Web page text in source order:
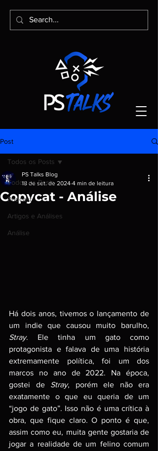
Post
Todos os Posts
Podcast
Artigos e Análises
Análise
Todos os Posts
Copycat - Análise
PS Talks Blog
18 de set. de 2024 4 min de leitura
Há dois anos, tivemos o lançamento de
Stray. Ele tinha um gato como
protagonista e falava de uma história
extremamente política, foi um dos
marcos no ano de 2022. Na época,
gostei de Stray, porém ele não era
exatamente o que eu queria de um
“jogo de gato”. Isso não é uma crítica à
obra, que fique claro. O ponto é que,
assim como eu, muita gente gostaria de
jogar a realidade de um felino comum